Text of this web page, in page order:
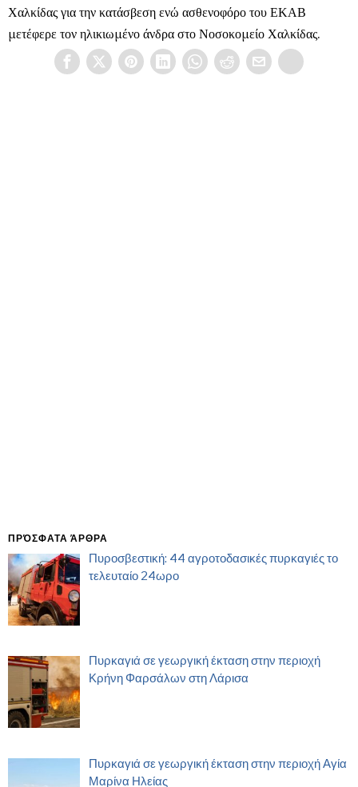
Χαλκίδας για την κατάσβεση ενώ ασθενοφόρο του ΕΚΑΒ
μετέφερε τον ηλικιωμένο άνδρα στο Νοσοκομείο Χαλκίδας.
ΠΡΌΣΦΑΤΑ ΆΡΘΡΑ
Πυροσβεστική: 44 αγροτοδασικές πυρκαγιές το
τελευταίο 24ωρο
Πυρκαγιά σε γεωργική έκταση στην περιοχή
Κρήνη Φαρσάλων στη Λάρισα
Πυρκαγιά σε γεωργική έκταση στην περιοχή Αγία
Μαρίνα Ηλείας